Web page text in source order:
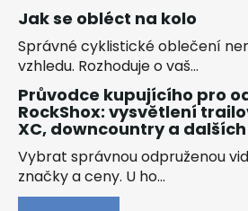
Jak se obléct na kolo
Správné cyklistické oblečení
vzhledu. Rozhoduje o vaš...
Průvodce kupujícího pro
RockShox: vysvětlení
XC, downcountry a
Vybrat správnou odpruženou
značky a ceny. U ho...